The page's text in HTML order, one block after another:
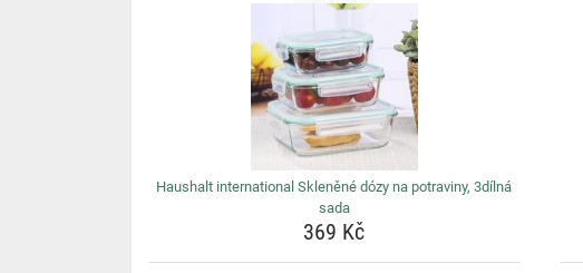
Haushalt international Skleněné dózy na potraviny, 3dílná
sada
369 Kč